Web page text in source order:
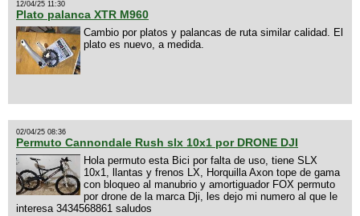
12/04/25 11:30
Plato palanca XTR M960
Cambio por platos y palancas de ruta similar calidad. El
plato es nuevo, a medida.
02/04/25 08:36
Permuto Cannondale Rush slx 10x1 por DRONE DJI
Hola permuto esta Bici por falta de uso, tiene SLX
10x1, llantas y frenos LX, Horquilla Axon tope de gama
con bloqueo al manubrio y amortiguador FOX permuto
por drone de la marca Dji, les dejo mi numero al que le
interesa 3434568861 saludos